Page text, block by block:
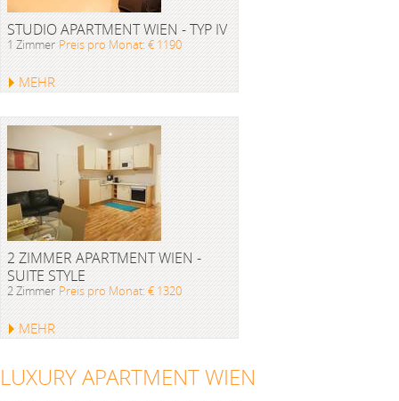
STUDIO APARTMENT WIEN - TYP IV
1 Zimmer Preis pro Monat: € 1190
MEHR
2 ZIMMER APARTMENT WIEN -
SUITE STYLE
2 Zimmer Preis pro Monat: € 1320
MEHR
LUXURY APARTMENT WIEN